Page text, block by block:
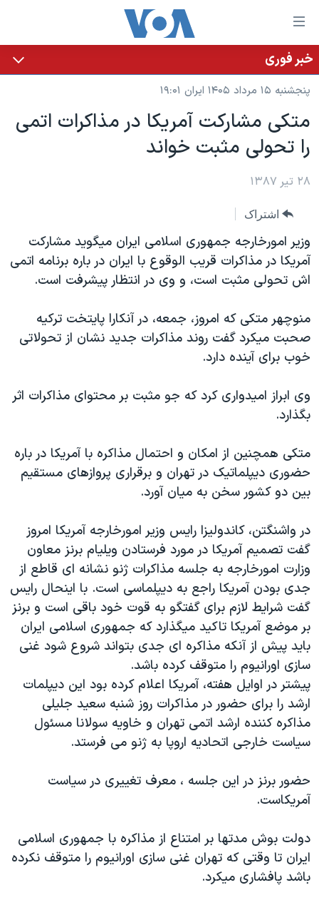
لینکهای
قابل
دسترسی
جهش
محتوای
اصلی
جهش
به
اصلی
جهش
به
جستجو
خانه
نسخه سبک وب‌سایت
موضوع ها
ایران
آمریکا
گزیده‌ها
ویژه برنامه‌ها
فرهنگ و زندگی
حقوق شهروندی
علم و فناوری
گالری عکس
آرشیو پخش زنده
برنامه های تلویزیونی
جدول برنامه ها
صفحه‌های ویژه
عملیات خشم حماسی
۲۵۰سالگی آمریکا
انتخابات ریاست جمهوری آمریکا ۲۰۲۴
رمز مهسا
اعتراضات زن، زندگی، آزادی
مجموعه مستندهای دادخواهی
دادگاه حمید نوری
چهل سال گروگان‌گیری
قانون شفافیت دارائی کادر رهبری ایران
اعتراضات مردمی آبان ۹۸
اسرائیل در جنگ
نرگس محمدی برنده جایزه نوبل صلح
همایش محافظه‌کاران آمریکا «سی‌پک»
صفحه‌های ویژه
سفر پرزیدنت ترامپ به چین
پخش رادیویی
یادگیری زبان انگلیسی
خبر فوری
پنجشنبه ۱۵ مرداد ۱۴۰۵ ایران ۱۹:۰۱
متکی مشارکت آمريکا در مذاکرات اتمی
را تحولی مثبت خواند
۲۸ تیر ۱۳۸۷
اشتراک
وزير امورخارجه جمهوری اسلامی ايران ميگويد مشارکت
آمريکا در مذاکرات قريب الوقوع با ايران در باره برنامه اتمی
اش تحولی مثبت است، و وی در انتظار پيشرفت است.
منوچهر متکی که امروز، جمعه، در آنکارا پايتخت ترکيه
صحبت ميکرد گفت روند مذاکرات جديد نشان از تحولاتی
خوب برای آينده دارد.
وی ابراز اميدواری کرد که جو مثبت بر محتوای مذاکرات اثر
بگذارد.
متکی همچنين از امکان و احتمال مذاکره با آمريکا در باره
حضوری ديپلماتيک در تهران و برقراری پروازهای مستقيم
بين دو کشور سخن به ميان آورد.
در واشنگتن، کاندوليزا رايس وزير امورخارجه آمريکا امروز
گفت تصميم آمريکا در مورد فرستادن ويليام برنز معاون
وزارت امورخارجه به جلسه مذاکرات ژنو نشانه ای قاطع از
جدی بودن آمريکا راجع به ديپلماسی است. با اينحال رايس
گفت شرايط لازم برای گفتگو به قوت خود باقی است و برنز
بر موضع آمريکا تاکيد ميگذارد که جمهوری اسلامی ايران
بايد پيش از آنکه مذاکره ای جدی بتواند شروع شود غنی
سازی اورانيوم را متوقف کرده باشد.
پيشتر در اوايل هفته، آمريکا اعلام کرده بود اين ديپلمات
ارشد را برای حضور در مذاکرات روز شنبه سعيد جليلی
مذاکره کننده ارشد اتمی تهران و خاويه سولانا مسئول
سياست خارجی اتحاديه اروپا به ژنو می فرستد.
حضور برنز در اين جلسه ، معرف تغييری در سياست
آمريکاست.
دولت بوش مدتها بر امتناع از مذاکره با جمهوری اسلامی
ايران تا وقتی که تهران غنی سازی اورانيوم را متوقف نکرده
باشد پافشاری ميکرد.